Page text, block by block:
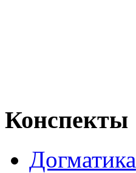
Конспекты
Догматика